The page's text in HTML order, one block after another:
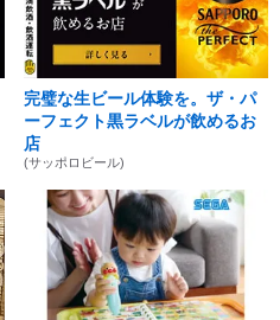
完璧な生ビール体験を。ザ・パ
ーフェクト黒ラベルが飲めるお
店
(サッポロビール)